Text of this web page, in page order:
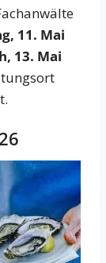
11. Mai
13. Mai